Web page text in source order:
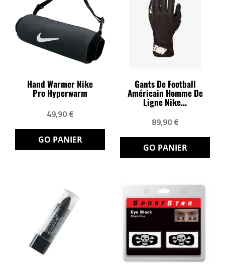
Hand Warmer Nike
Pro Hyperwarm
49,90 €
GO PANIER
Gants De Football
Américain Homme De
Ligne Nike...
89,90 €
GO PANIER